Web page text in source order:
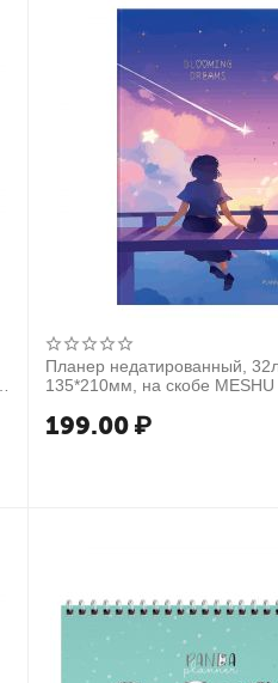
Планер недатированный,
135*210мм, на скобе
голографическая фольга
199.00 ₽